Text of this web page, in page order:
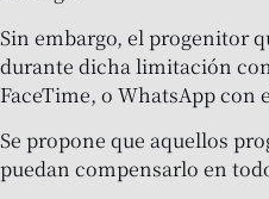
Sin embargo, el progenitor
durante dicha limitación
FaceTime, o WhatsApp
Se propone que aquellos
puedan compensarlo en